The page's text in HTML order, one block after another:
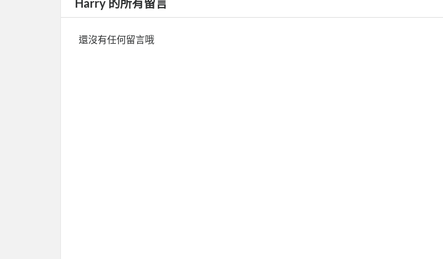
還沒有任何留言哦